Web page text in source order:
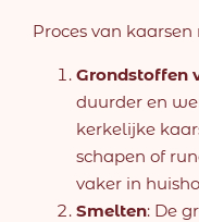
Proces van kaarsen
Grondstoffen
duurder en
kerkelijke
schapen of
vaker in
Smelten: De